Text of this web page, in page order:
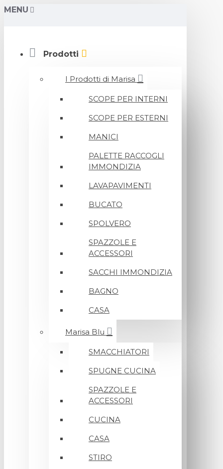
MENU
Prodotti
I Prodotti di Marisa
SCOPE PER INTERNI
SCOPE PER ESTERNI
MANICI
PALETTE RACCOGLI
IMMONDIZIA
LAVAPAVIMENTI
BUCATO
SPOLVERO
SPAZZOLE E
ACCESSORI
SACCHI IMMONDIZIA
BAGNO
CASA
Marisa Blu
SMACCHIATORI
SPUGNE CUCINA
SPAZZOLE E
ACCESSORI
CUCINA
CASA
STIRO